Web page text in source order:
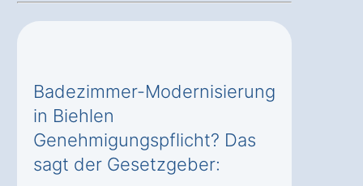
Badezimmer-Modernisierung
in Biehlen
Genehmigungspflicht? Das
sagt der Gesetzgeber: